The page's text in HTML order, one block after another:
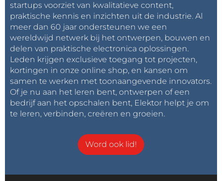
startups voorziet van kwalitatieve content,
praktische kennis en inzichten uit de industrie. Al
meer dan 60 jaar ondersteunen we een
wereldwijd netwerk bij het ontwerpen, bouwen en
delen van praktische electronica oplossingen.
Leden krijgen exclusieve toegang tot projecten,
kortingen in onze online shop, en kansen om
samen te werken met toonaangevende innovators.
Of je nu aan het leren bent, ontwerpen of een
bedrijf aan het opschalen bent, Elektor helpt je om
te leren, verbinden, creëren en groeien.
Word ook lid!